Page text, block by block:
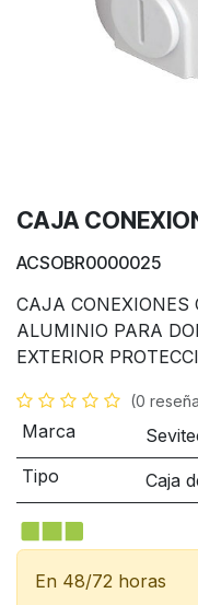
CAJA
ACSOBR0000025
CAJA CONEXIONES
ALUMINIO PARA
EXTERIOR
(0
Marca
Tipo
Caja
En 48/72 horas